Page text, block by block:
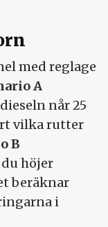
med reglage
A
når 25
vilka rutter
B
höjer
beräknar
i